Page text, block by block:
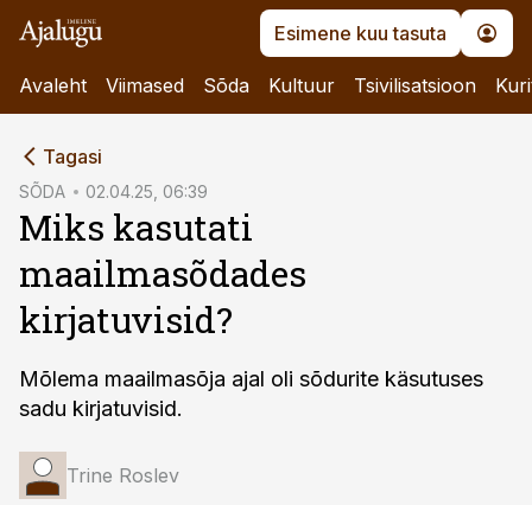
Esimene kuu tasuta
Avaleht Viimased Sõda Kultuur Tsivilisatsioon
Tagasi
SÕDA 02.04.25, 06:39
Miks kasutati
maailmasõdades
kirjatuvisid?
Mõlema maailmasõja ajal oli sõdurite käsutuses
sadu kirjatuvisid.
Trine Roslev